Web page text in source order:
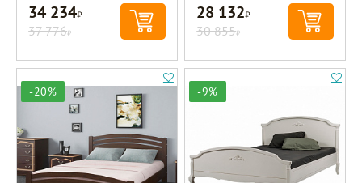
34 234Р
37 776Р
28 132Р
30 855Р
-20% -9%